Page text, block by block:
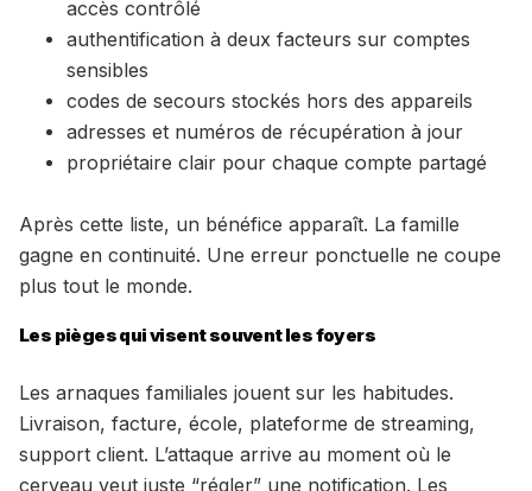
accès contrôlé
authentification à deux facteurs sur comptes
sensibles
codes de secours stockés hors des appareils
adresses et numéros de récupération à jour
propriétaire clair pour chaque compte partagé
Après cette liste, un bénéfice apparaît. La famille
gagne en continuité. Une erreur ponctuelle ne coupe
plus tout le monde.
Les pièges qui visent souvent les foyers
Les arnaques familiales jouent sur les habitudes.
Livraison, facture, école, plateforme de streaming,
support client. L’attaque arrive au moment où le
cerveau veut juste “régler” une notification. Les